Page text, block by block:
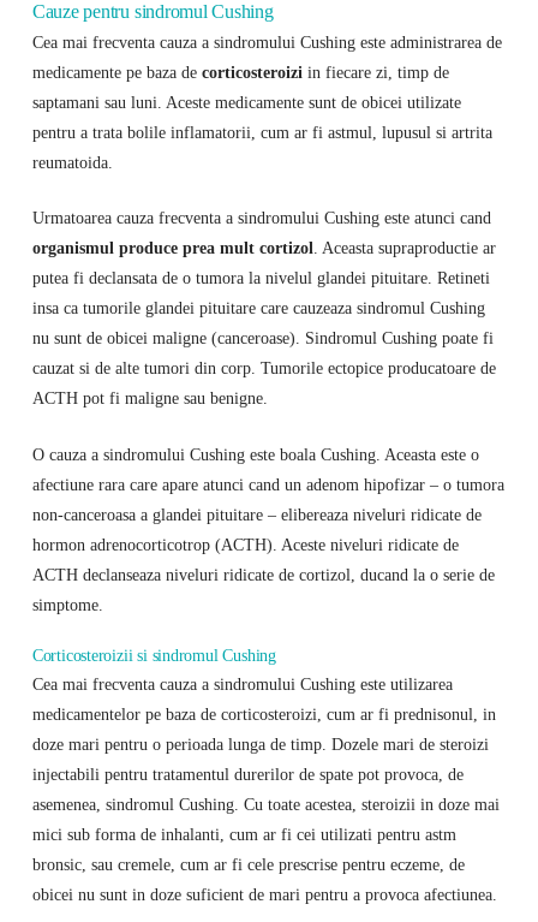
Cauze pentru sindromul Cushing
Cea mai frecventa cauza a sindromului Cushing este administrarea de
medicamente pe baza de corticosteroizi in fiecare zi, timp de
saptamani sau luni. Aceste medicamente sunt de obicei utilizate
pentru a trata bolile inflamatorii, cum ar fi astmul, lupusul si artrita
reumatoida.
Urmatoarea cauza frecventa a sindromului Cushing este atunci cand
organismul produce prea mult cortizol . Aceasta supraproductie ar
putea fi declansata de o tumora la nivelul glandei pituitare. Retineti
insa ca tumorile glandei pituitare care cauzeaza sindromul Cushing
nu sunt de obicei maligne (canceroase). Sindromul Cushing poate fi
cauzat si de alte tumori din corp. Tumorile ectopice producatoare de
ACTH pot fi maligne sau benigne.
O cauza a sindromului Cushing este boala Cushing. Aceasta este o
afectiune rara care apare atunci cand un adenom hipofizar – o tumora
non-canceroasa a glandei pituitare – elibereaza niveluri ridicate de
hormon adrenocorticotrop (ACTH). Aceste niveluri ridicate de
ACTH declanseaza niveluri ridicate de cortizol, ducand la o serie de
simptome.
Corticosteroizii si sindromul Cushing
Cea mai frecventa cauza a sindromului Cushing este utilizarea
medicamentelor pe baza de corticosteroizi, cum ar fi prednisonul, in
doze mari pentru o perioada lunga de timp. Dozele mari de steroizi
injectabili pentru tratamentul durerilor de spate pot provoca, de
asemenea, sindromul Cushing. Cu toate acestea, steroizii in doze mai
mici sub forma de inhalanti, cum ar fi cei utilizati pentru astm
bronsic, sau cremele, cum ar fi cele prescrise pentru eczeme, de
obicei nu sunt in doze suficient de mari pentru a provoca afectiunea.